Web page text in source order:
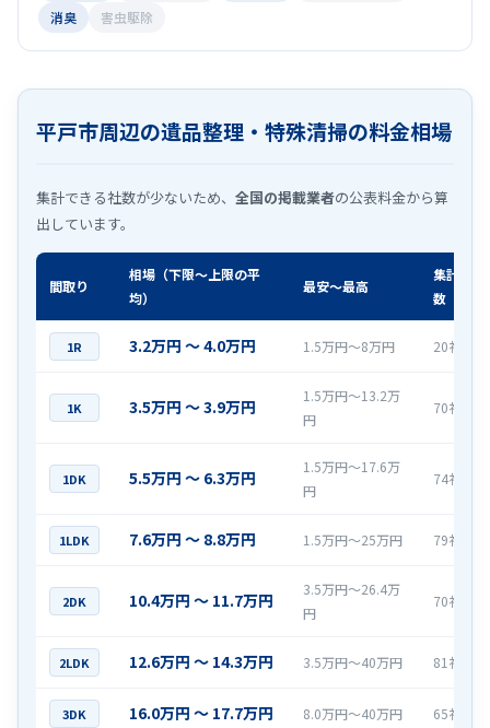
消臭
害虫駆除
平戸市周辺の遺品整理・特殊清掃の料金相場
集計できる社数が少ないため、 全国の掲載業者の公表料金から算
出しています。
間取り
相場（下限〜上限の平
均）
最安〜最高
集計社
数
1R 3.2万円 〜 4.0万円 1.5万円〜8万円 20社
1K 3.5万円 〜 3.9万円
1.5万円〜13.2万
円
70社
1DK 5.5万円 〜 6.3万円
1.5万円〜17.6万
円
74社
1LDK 7.6万円 〜 8.8万円 1.5万円〜25万円 79社
2DK 10.4万円 〜 11.7万円
3.5万円〜26.4万
円
70社
2LDK 12.6万円 〜 14.3万円 3.5万円〜40万円 81社
3DK 16.0万円 〜 17.7万円 8.0万円〜40万円 65社